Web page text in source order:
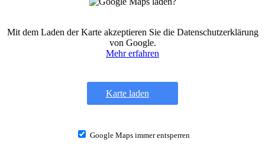
Mit dem Laden der Karte akzeptieren Sie die Datenschutzerklärung
von Google.
Mehr erfahren
Karte laden
Google Maps immer entsperren